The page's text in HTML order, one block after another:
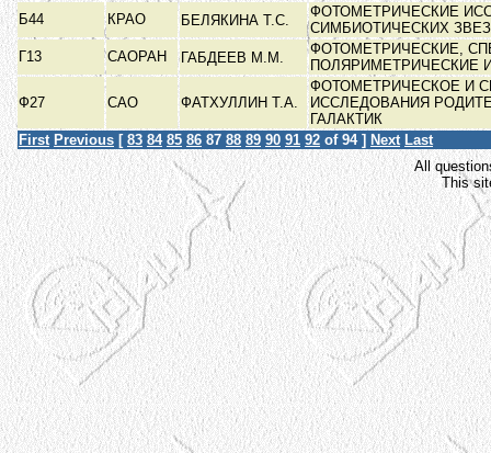
Б44
КРАО БЕЛЯКИНА Т.С.
ФОТОМЕТРИЧЕСКИЕ
СИМБИОТИЧЕСКИХ
Г13
САОРАН ГАБДЕЕВ М.М.
ФОТОМЕТРИЧЕСКИЕ,
ПОЛЯРИМЕТРИЧЕСКИЕ
Ф27 САО ФАТХУЛЛИН Т.А.
ФОТОМЕТРИЧЕСКОЕ И
ИССЛЕДОВАНИЯ
ГАЛАКТИК
First Previous [ 83 84 85 86 87 88 89 90 91 92 of 94 ] Next Last
All
This